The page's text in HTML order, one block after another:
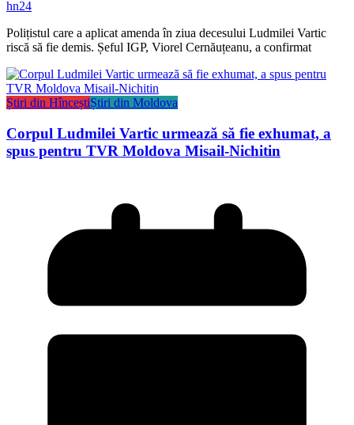
hn24
Polițistul care a aplicat amenda în ziua decesului Ludmilei Vartic
riscă să fie demis. Șeful IGP, Viorel Cernăuțeanu, a confirmat
Știri din HînceștiȘtiri din Moldova
Corpul Ludmilei Vartic urmează să fie exhumat, a
spus pentru TVR Moldova Misail-Nichitin